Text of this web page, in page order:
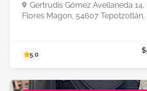
Gertrudis Gómez Avellaneda 14,
Flores Magon, 54607 Tepotzotlán,